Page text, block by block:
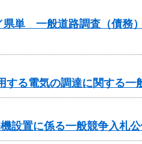
県単 一般道路調査（債
る電気の調達に関する一
設置に係る一般競争入札